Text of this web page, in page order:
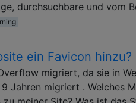
durchsuchbare und vom
ein Favicon hinzu?
migriert, da sie in
Jahren migriert . Welches